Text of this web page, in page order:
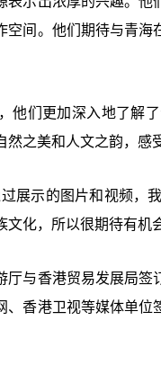
空间。他们期待与青
他们更加深入地了解
之美和人文之韵，感
展示的图片和视频
化，所以很期待有机
厅与香港贸易发展局
、香港卫视等媒体单